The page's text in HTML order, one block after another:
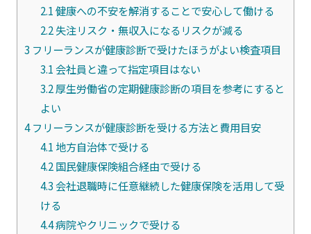
2.1健康への不安を解消することで安心して働ける
2.2失注リスク・無収入になるリスクが減る
3 フリーランスが健康診断で受けたほうがよい検査項目
3.1会社員と違って指定項目はない
3.2厚生労働省の定期健康診断の項目を参考にすると
よい
4フリーランスが健康診断を受ける方法と費用目安
4.1 地方自治体で受ける
4.2国民健康保険組合経由で受ける
4.3会社退職時に任意継続した健康保険を活用して受
ける
4.4病院やクリニックで受ける